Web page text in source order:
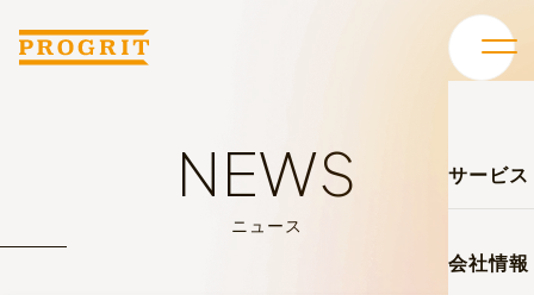
サービス
会社情報
NEWS
ニュース